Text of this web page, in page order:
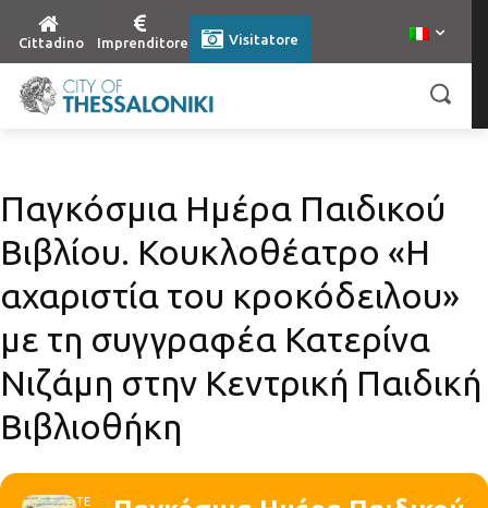
Cittadino Imprenditore Visitatore
Παγκόσμια Ημέρα Παιδικού
Βιβλίου. Κουκλοθέατρο «Η
αχαριστία του κροκόδειλου»
με τη συγγραφέα Κατερίνα
Νιζάμη στην Κεντρική Παιδική
Βιβλιοθήκη
ΤΕ